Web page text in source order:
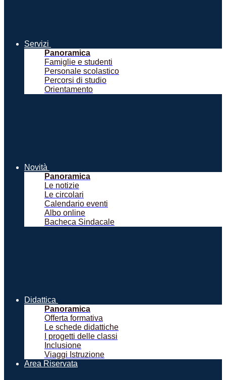
Servizi
Panoramica
Famiglie e studenti
Personale scolastico
Percorsi di studio
Orientamento
Novità
Panoramica
Le notizie
Le circolari
Calendario eventi
Albo online
Bacheca Sindacale
Didattica
Panoramica
Offerta formativa
Le schede didattiche
I progetti delle classi
Inclusione
Viaggi Istruzione
Area Riservata